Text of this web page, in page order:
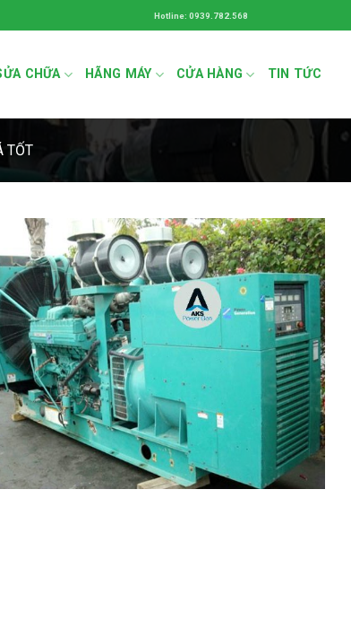
Hotline: 0939.782.568
CHỮA HÃNG MÁY CỬA HÀNG TIN TỨC
TỐT